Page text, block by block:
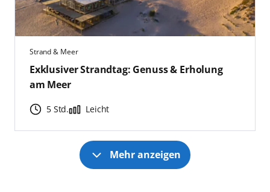
Strand & Meer
Exklusiver Strandtag: Genuss & Erholung
am Meer
5 Std. Leicht
Mehr anzeigen